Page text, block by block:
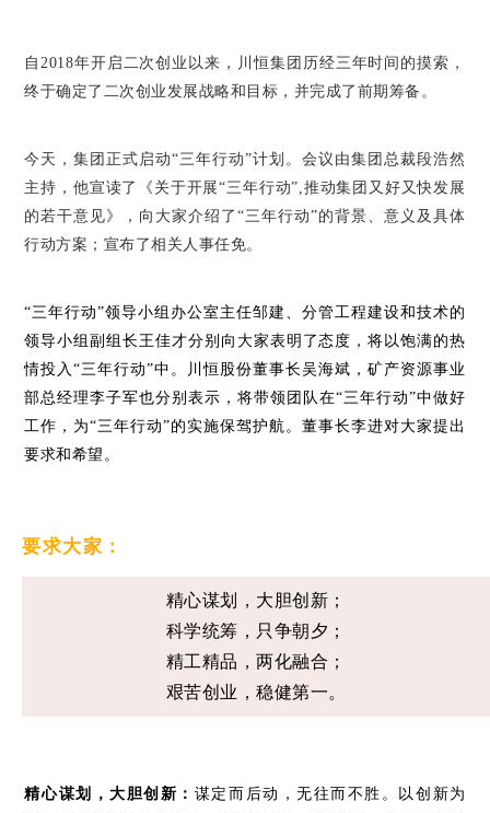
自2018年开启二次创业以来，川恒集团历经三年时间的摸索，
终于确定了二次创业发展战略和目标，并完成了前期筹备。
今天，集团正式启动“三年行动”计划。会议由集团总裁段浩然
主持，他宣读了《关于开展“三年行动”,推动集团又好又快发展
的若干意见》，向大家介绍了“三年行动”的背景、意义及具体
行动方案； 宣布了相关人事任免。
“三年行动”领导小组办公室主任邹建、分管工程建设和技术的
领导小组副组长王佳才分别向大家表明了态度，将以饱满的热
情投入“三年行动”中。川恒股份董事长吴海斌，矿产资源事业
部总经理李子军也分别表示，将带领团队在“三年行动”中做好
工作，为“三年行动”的实施保驾护航。董事长李进对大家提出
要求和希望。
要求大家：
精心谋划，大胆创新；
科学统筹，只争朝夕；
精工精品，两化融合；
艰苦创业，稳健第一。
精心谋划，大胆创新： 谋定而后动，无往而不胜。以创新为